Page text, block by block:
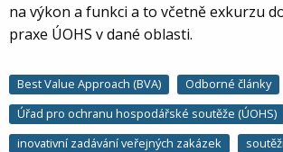
na výkon a funkci a to včetně exkurzu
praxe ÚOHS v dané oblasti.
Best Value Approach (BVA)
Odborné články
Úřad pro ochranu hospodářské soutěže (ÚOHS)
inovativní zadávání veřejných zakázek